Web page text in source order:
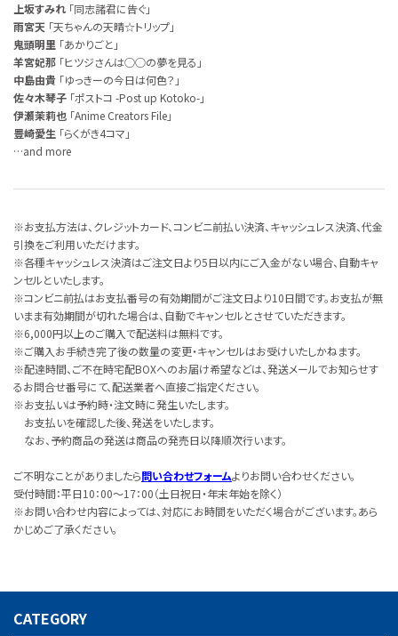
上坂すみれ「同志諸君に告ぐ」
雨宮天 「天ちゃんの天晴☆トリップ」
鬼頭明里 「あかりごと」
羊宮妃那 「ヒツジさんは○○の夢を見る」
中島由貴 「ゆっきーの今日は何色？」
佐々木琴子 「ポストコ -Post up Kotoko-」
伊瀬茉莉也 「Anime Creators File」
豊崎愛生 「らくがき4コマ」
…and more
※お支払方法は、クレジットカード、コンビニ前払い決済、キャッシュレス決済、代金
引換をご利用いただけます。
※各種キャッシュレス決済はご注文日より5日以内にご入金がない場合、自動キャ
ンセルといたします。
※コンビニ前払はお支払番号の有効期間がご注文日より10日間です。お支払が無
いまま有効期間が切れた場合は、自動でキャンセルとさせていただきます。
※6,000円以上のご購入で配送料は無料です。
※ご購入お手続き完了後の数量の変更・キャンセルはお受けいたしかねます。
※配達時間、ご不在時宅配BOXへのお届け希望などは、発送メールでお知らせす
るお問合せ番号にて、配送業者へ直接ご指定ください。
※お支払いは予約時・注文時に発生いたします。
お支払いを確認した後、発送をいたします。
なお、予約商品の発送は商品の発売日以降順次行います。
ご不明なことがありましたら問い合わせフォームよりお問い合わせください。
受付時間：平日10：00～17：00（土日祝日・年末年始を除く）
※お問い合わせ内容によっては、対応にお時間をいただく場合がございます。あら
かじめご了承ください。
CATEGORY